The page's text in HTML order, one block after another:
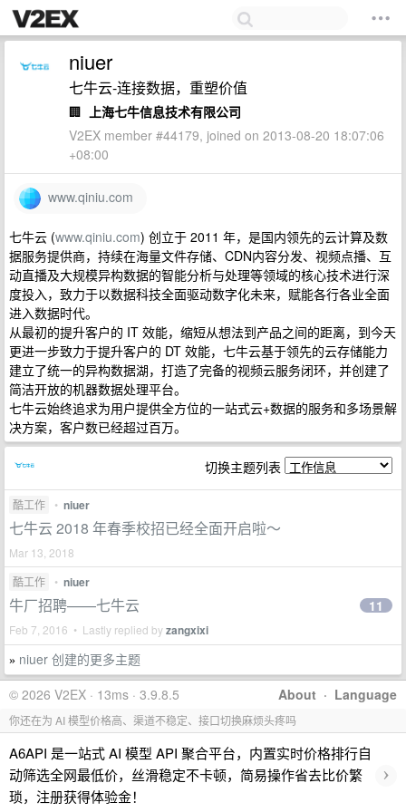
niuer
七牛云-连接数据，重塑价值
🏢 上海七牛信息技术有限公司
V2EX member #44179, joined on 2013-08-20 18:07:06
+08:00
www.qiniu.com
七牛云 (www.qiniu.com) 创立于 2011 年，是国内领先的云计算及数
据服务提供商，持续在海量文件存储、CDN内容分发、视频点播、互
动直播及大规模异构数据的智能分析与处理等领域的核心技术进行深
度投入，致力于以数据科技全面驱动数字化未来，赋能各行各业全面
进入数据时代。
从最初的提升客户的 IT 效能，缩短从想法到产品之间的距离，到今天
更进一步致力于提升客户的 DT 效能，七牛云基于领先的云存储能力
建立了统一的异构数据湖，打造了完备的视频云服务闭环，并创建了
简洁开放的机器数据处理平台。
七牛云始终追求为用户提供全方位的一站式云+数据的服务和多场景解
决方案，客户数已经超过百万。
切换主题列表
酷工作 • niuer
七牛云 2018 年春季校招已经全面开启啦～
Mar 13, 2018
酷工作
• niuer
牛厂招聘——七牛云
Feb 7, 2016 • Lastly replied byzangxixi
11
» niuer 创建的更多主题
About · Language
© 2026 V2EX · 13ms · 3.9.8.5
你还在为 AI 模型价格高、渠道不稳定、接口切换麻烦头疼吗
A6API 是一站式 AI 模型 API 聚合平台，内置实时价格排行自
动筛选全网最低价，丝滑稳定不卡顿，简易操作省去比价繁
琐，注册获得体验金！
›